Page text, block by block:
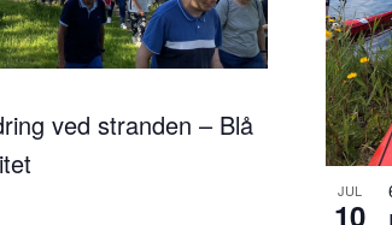
ved stranden – Blå
JUL
10